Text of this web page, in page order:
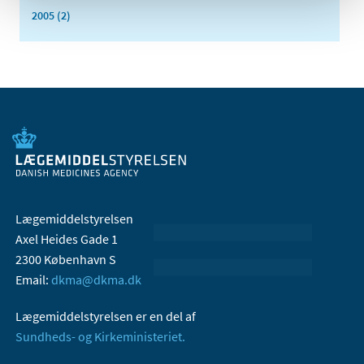
2005 (2)
Lægemiddelstyrelsen
Axel Heides Gade 1
2300 København S
Email: dkma@dkma.dk
Lægemiddelstyrelsen er en del af
Sundheds- og Kirkeministeriet.